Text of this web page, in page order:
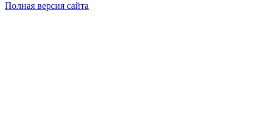
Полная версия сайта